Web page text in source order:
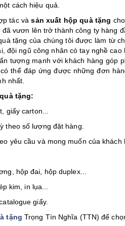
cách hiệu quả.
tác vàsản xuất hộp quà tặng
vươn lên trở thành công ty hàng
tặng của chúng tôi được làm từ
đội ngũ công nhân có tay nghề
tượng mạnh với khách hàng góp
thể đáp ứng được những đơn
nhất.
tặng:
giấy carton...
theo số lượng đặt hàng.
yêu cầu và mong muốn của khách
hộp đai, hộp duplex...
kim, in lụa...
giấy.
tặng Trọng Tín Nghĩa (TTN) để